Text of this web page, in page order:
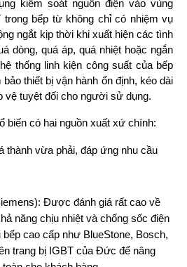
kiểm soát nguồn điện vào vùng
trong bếp từ không chỉ có nhiệm vụ
ngắt kịp thời khi xuất hiện các tình
dòng, quá áp, quá nhiệt hoặc ngắn
thống linh kiện công suất của bếp
thiết bị vận hành ổn định, kéo dài
vệ tuyệt đối cho người sử dụng.
biến có hai nguồn xuất xứ chính:
thành vừa phải, đáp ứng nhu cầu
Được đánh giá rất cao về
năng chịu nhiệt và chống sốc điện
cao cấp như BlueStone, Bosch,
trang bị IGBT của Đức để nâng